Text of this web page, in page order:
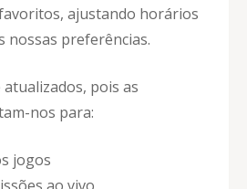
ajustando horários
nossas preferências.
pois as
nos para:
jogos